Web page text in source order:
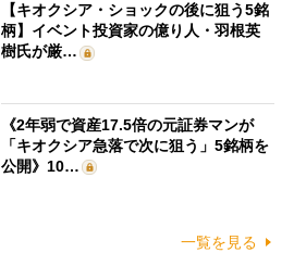
【キオクシア・ショックの後に狙う5銘
柄】イベント投資家の億り人・羽根英
樹氏が厳…
《2年弱で資産17.5倍の元証券マンが
「キオクシア急落で次に狙う」5銘柄を
公開》10…
一覧を見る